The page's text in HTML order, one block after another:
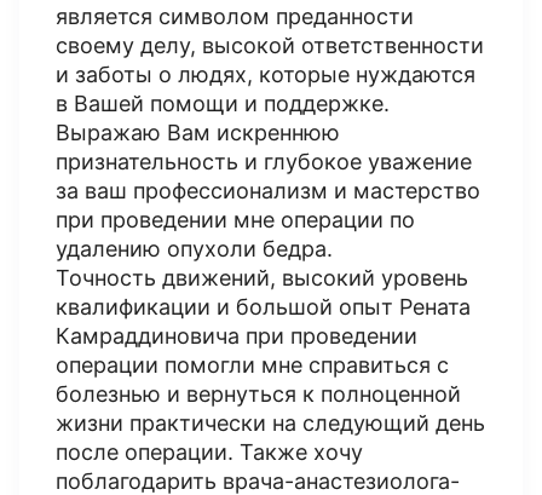
является символом преданности
своему делу, высокой ответственности
и заботы о людях, которые нуждаются
в Вашей помощи и поддержке.
Выражаю Вам искреннюю
признательность и глубокое уважение
за ваш профессионализм и мастерство
при проведении мне операции по
удалению опухоли бедра.
Точность движений, высокий уровень
квалификации и большой опыт Рената
Камраддиновича при проведении
операции помогли мне справиться с
болезнью и вернуться к полноценной
жизни практически на следующий день
после операции. Также хочу
поблагодарить врача-анастезиолога-